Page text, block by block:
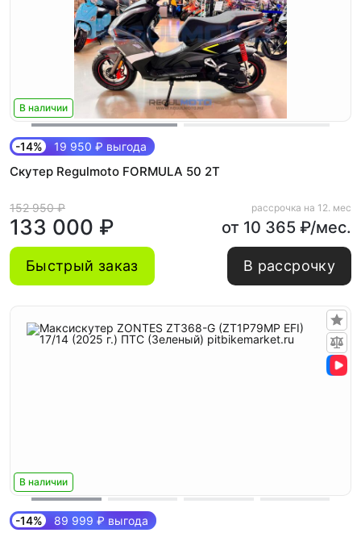
В наличии
-14% 19 950 ₽ выгода
Скутер Regulmoto FORMULA 50 2Т
152 950 ₽
133 000 ₽
рассрочка на 12. мес
от 10 365 ₽/мес.
Быстрый заказ В рассрочку
В наличии
-14% 89 999 ₽ выгода